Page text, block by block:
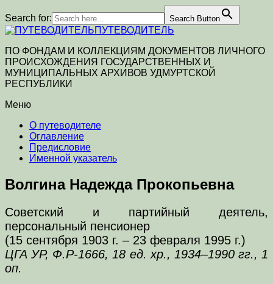
Search for: Search Button
ПУТЕВОДИТЕЛЬ
ПО ФОНДАМ И КОЛЛЕКЦИЯМ ДОКУМЕНТОВ ЛИЧНОГО
ПРОИСХОЖДЕНИЯ ГОСУДАРСТВЕННЫХ И
МУНИЦИПАЛЬНЫХ АРХИВОВ УДМУРТСКОЙ
РЕСПУБЛИКИ
Меню
О путеводителе
Оглавление
Предисловие
Именной указатель
Волгина Надежда Прокопьевна
Советский и партийный деятель,
персональный пенсионер
(15 сентября 1903 г. – 23 февраля 1995 г.)
ЦГА УР, Ф.Р-1666, 18 ед. хр., 1934–1990 гг., 1
оп.